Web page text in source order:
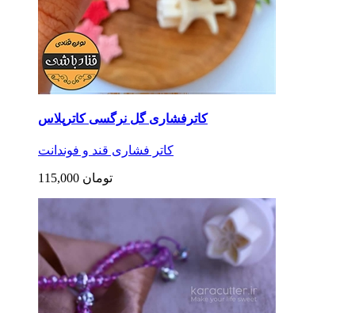
کاترفشاری گل نرگسی کاترپلاس
کاتر فشاری قند و فوندانت
115,000 تومان